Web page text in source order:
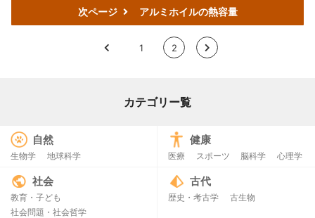
次ページ アルミホイルの熱容量
< 1 2 >
カテゴリー覧
自然
生物学 地球科学
健康
医療 スポーツ 脳科学 心理学
社会
教育・子ども
社会問題・社会哲学
古代
歴史・考古学 古生物